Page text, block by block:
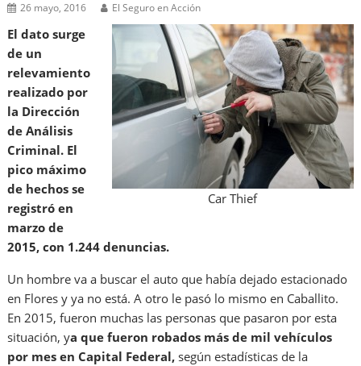
26 mayo, 2016 El Seguro en Acción
Car Thief
El dato surge
de un
relevamiento
realizado por
la Dirección
de Análisis
Criminal. El
pico máximo
de hechos se
registró en
marzo de
2015, con 1.244 denuncias.
Un hombre va a buscar el auto que había dejado estacionado
en Flores y ya no está. A otro le pasó lo mismo en Caballito.
En 2015, fueron muchas las personas que pasaron por esta
situación, ya que fueron robados más de mil vehículos
por mes en Capital Federal,según estadísticas de la